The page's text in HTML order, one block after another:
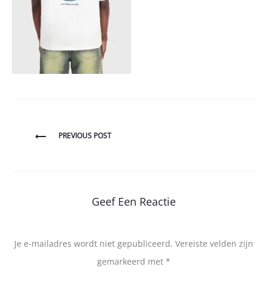
BerichtPREVIOUS POST
Geef Een Reactie
Je e-mailadres wordt niet gepubliceerd. Vereiste velden zijn
gemarkeerd met *